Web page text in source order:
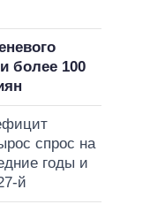
более 100
спрос на
годы и
й